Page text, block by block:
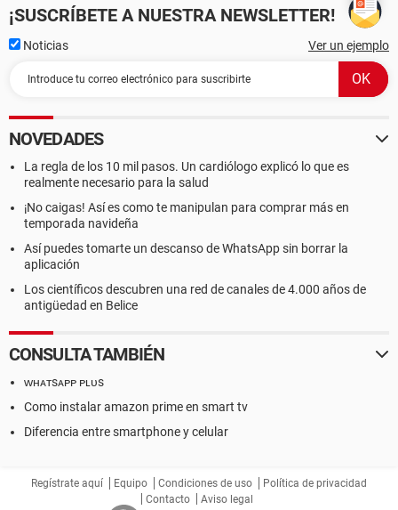
¡SUSCRÍBETE A NUESTRA NEWSLETTER!
Noticias Ver un ejemplo
NOVEDADES
La regla de los 10 mil pasos. Un cardiólogo explicó lo que es
realmente necesario para la salud
¡No caigas! Así es como te manipulan para comprar más en
temporada navideña
Así puedes tomarte un descanso de WhatsApp sin borrar la
aplicación
Los científicos descubren una red de canales de 4.000 años de
antigüedad en Belice
CONSULTA TAMBIÉN
ᴡʜᴀᴛsᴀᴘᴘ ᴘʟᴜs
Como instalar amazon prime en smart tv
Diferencia entre smartphone y celular
Regístrate aquí Equipo Condiciones de uso
Política de privacidad
Contacto
Aviso legal